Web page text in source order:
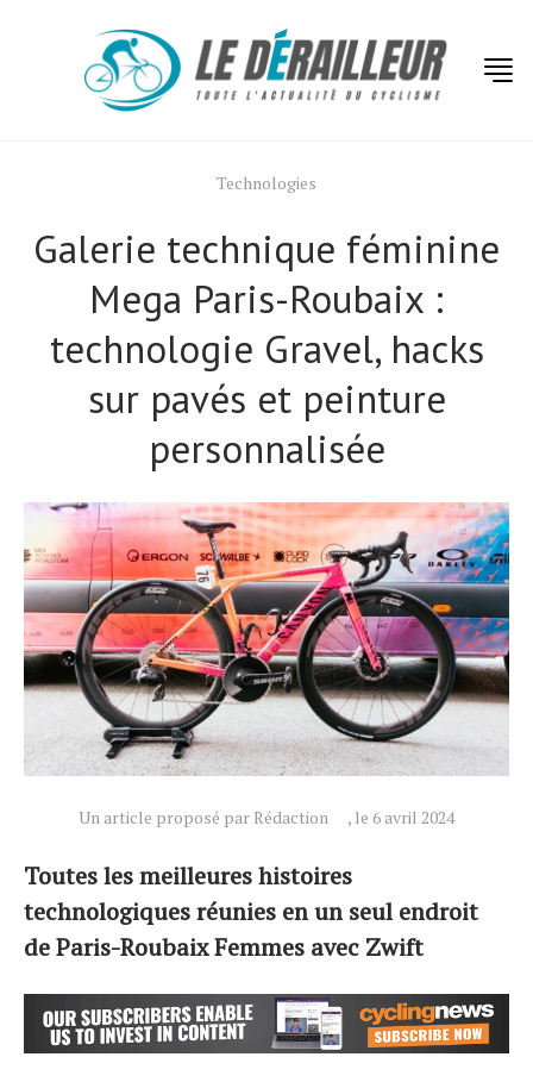
Technologies
Galerie technique féminine
Mega Paris-Roubaix :
technologie Gravel, hacks
sur pavés et peinture
personnalisée
Un article proposé par Rédaction , le 6 avril 2024
Toutes les meilleures histoires
technologiques réunies en un seul endroit
de Paris-Roubaix Femmes avec Zwift